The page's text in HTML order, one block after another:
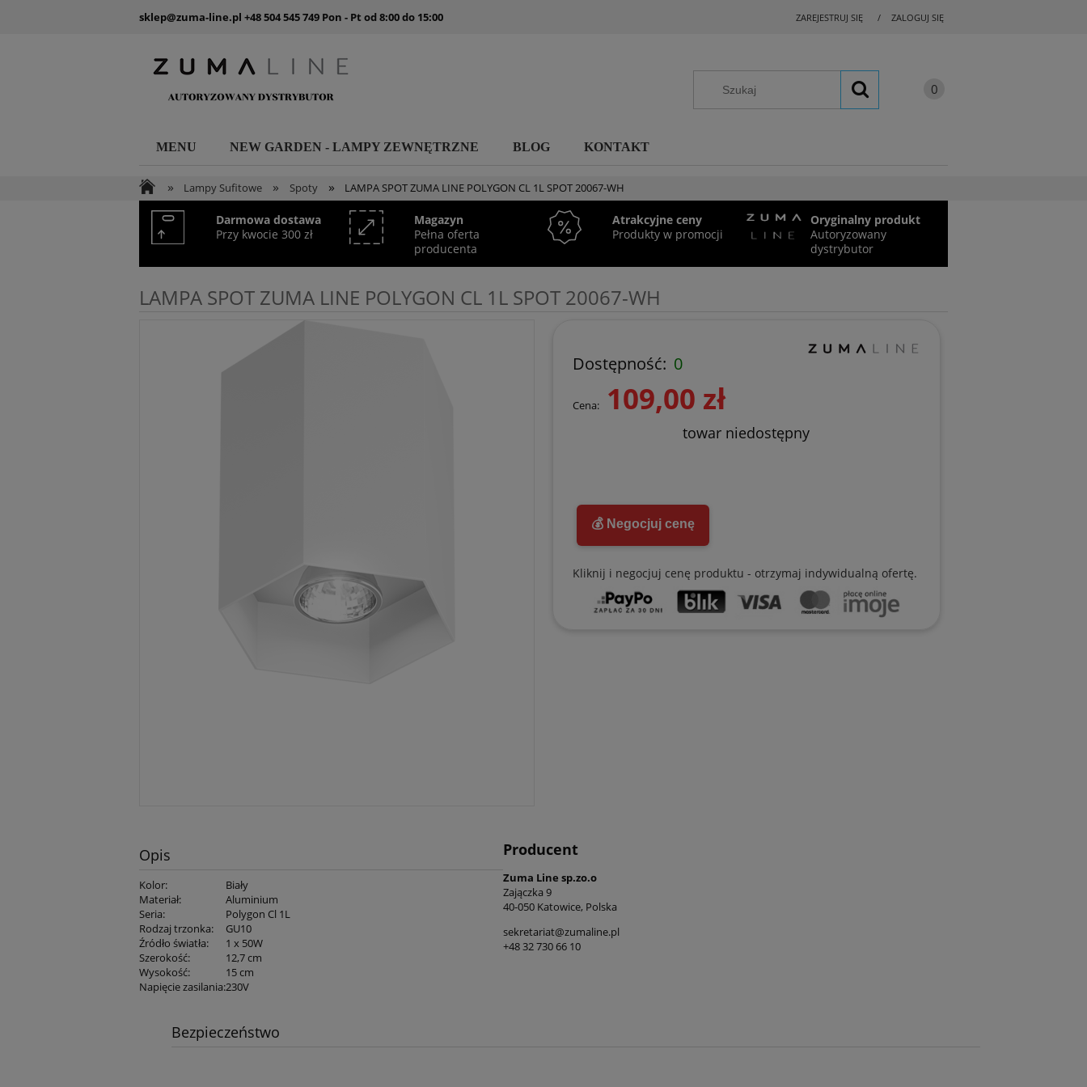
ZAREJESTRUJ SIĘ ZALOGUJ SIĘ
sklep@zuma-line.pl +48 504 545 749 Pon - Pt od 8:00 do 15:00
MENU NEW GARDEN - LAMPY ZEWNĘTRZNE BLOG KONTAKT
» Lampy Sufitowe » Spoty » LAMPA SPOT ZUMA LINE POLYGON CL 1L SPOT 20067-WH
Darmowa dostawa
Przy kwocie 300 zł
Magazyn
Pełna oferta
producenta
Atrakcyjne ceny
Produkty w promocji
Oryginalny produkt
Autoryzowany
dystrybutor
LAMPA SPOT ZUMA LINE POLYGON CL 1L SPOT 20067-WH
Dostępność: 0
Cena: 109,00 zł
towar niedostępny
💰 Negocjuj cenę
Kliknij i negocjuj cenę produktu - otrzymaj indywidualną ofertę.
Opis
Kolor:
Biały
Materiał:
Aluminium
Seria:
Polygon Cl 1L
Rodzaj trzonka:
GU10
Źródło światła:
1 x 50W
Szerokość:
12,7 cm
Wysokość:
15 cm
Napięcie zasilania:230V
Bezpieczeństwo
Producent
Zuma Line sp.zo.o
Zajączka 9
40-050 Katowice, Polska
sekretariat@zumaline.pl
+48 32 730 66 10